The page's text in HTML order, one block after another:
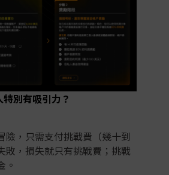
別有吸引力？
險，只需支付挑戰費（幾十到
敗，損失就只有挑戰費；挑戰
。